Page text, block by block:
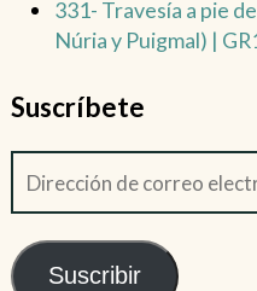
331- Travesía a pie
Núria y Puigmal) |
Suscríbete
Suscribir